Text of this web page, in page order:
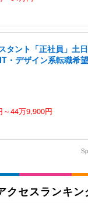
タント「正社員」土
・デザイン系転職希
～44万9,900円
クセスランキン